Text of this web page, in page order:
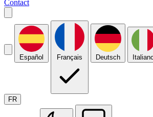
Contact
Español Français Deutsch
FR